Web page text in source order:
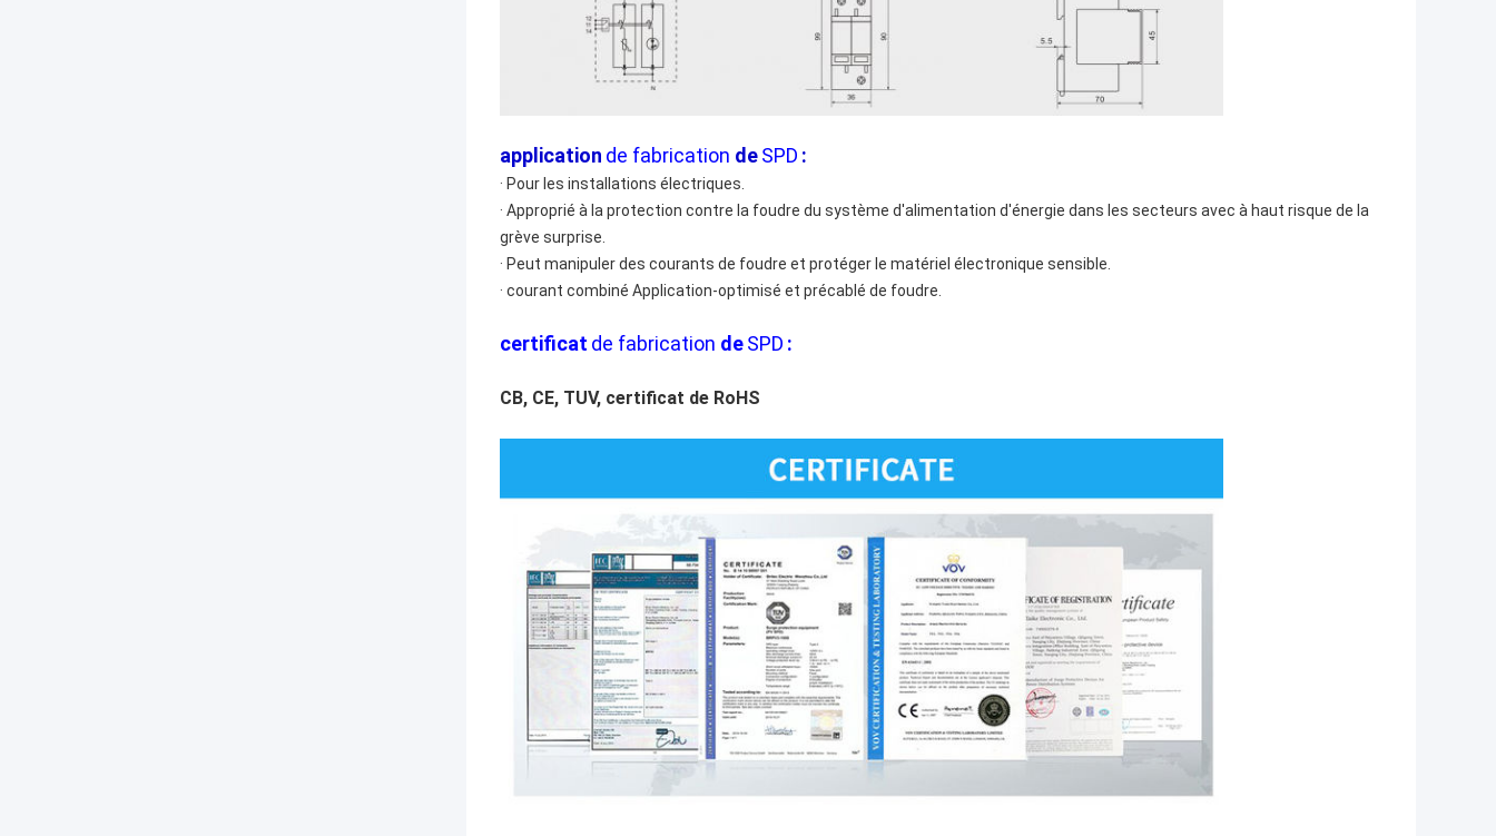
application de fabrication deSPD :
· Pour les installations électriques.
· Approprié à la protection contre la foudre du système d'alimentation d'énergie dans les secteurs avec à haut risque de la
grève surprise.
· Peut manipuler des courants de foudre et protéger le matériel électronique sensible.
· courant combiné Application-optimisé et précablé de foudre.
certificat de fabrication deSPD :
CB, CE, TUV, certificat de RoHS